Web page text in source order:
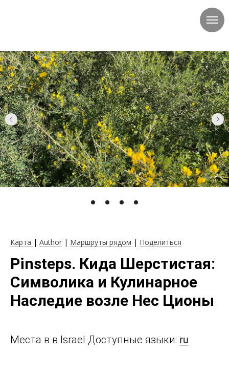
Карта | Author | Маршруты рядом | Поделиться
Pinsteps. Кида Шерстистая:
Символика и Кулинарное
Наследие возле Нес Ционы
Места в в Israel Доступные языки: ru